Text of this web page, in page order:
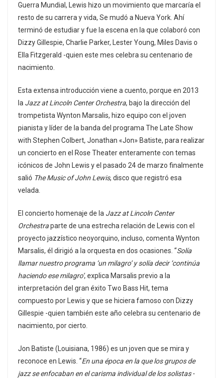
Guerra Mundial, Lewis hizo un movimiento que marcaría el
resto de su carrera y vida, Se mudó a Nueva York. Ahí
terminó de estudiar y fue la escena en la que colaboró con
Dizzy Gillespie, Charlie Parker, Lester Young, Miles Davis o
Ella Fitzgerald -quien este mes celebra su centenario de
nacimiento.
Esta extensa introducción viene a cuento, porque en 2013
la Jazz at Lincoln Center Orchestra, bajo la dirección del
trompetista Wynton Marsalis, hizo equipo con el joven
pianista y líder de la banda del programa The Late Show
with Stephen Colbert, Jonathan «Jon» Batiste, para realizar
un concierto en el Rose Theater enteramente con temas
icónicos de John Lewis y el pasado 24 de marzo finalmente
salió The Music of John Lewis, disco que registró esa
velada.
El concierto homenaje de la Jazz at Lincoln Center
Orchestraparte de una estrecha relación de Lewis con el
proyecto jazzístico neoyorquino, incluso, comenta Wynton
Marsalis, él dirigió a la orquesta en dos ocasiones. “Solía
llamar nuestro programa ‘un milagro’ y solía decir ‘continúa
haciendo ese milagro’, explica Marsalis previo a la
interpretación del gran éxito Two Bass Hit, tema
compuesto por Lewis y que se hiciera famoso con Dizzy
Gillespie -quien también este año celebra su centenario de
nacimiento, por cierto.
Jon Batiste (Louisiana, 1986) es un joven que se mira y
reconoce en Lewis. “En una época en la que los grupos de
jazz se enfocaban en el carisma individual de los solistas-